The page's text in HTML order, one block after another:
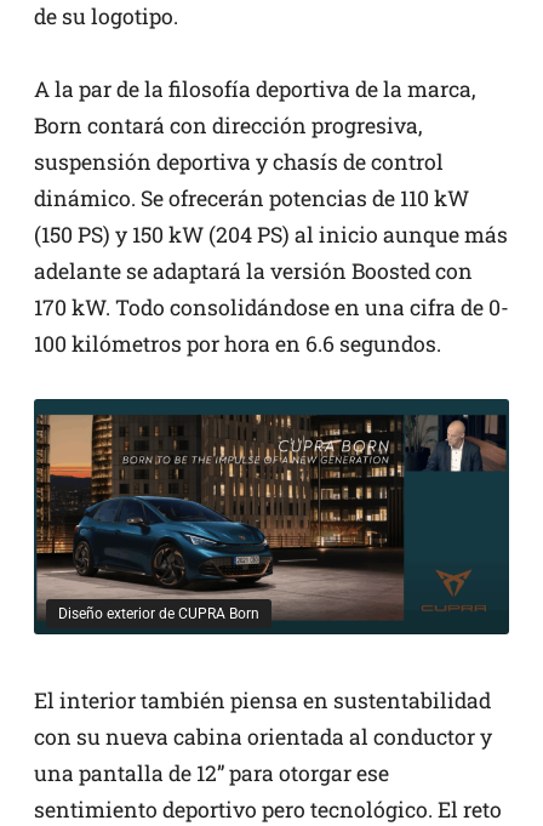
de su logotipo.
A la par de la filosofía deportiva de la marca,
Born contará con dirección progresiva,
suspensión deportiva y chasís de control
dinámico. Se ofrecerán potencias de 110 kW
(150 PS) y 150 kW (204 PS) al inicio aunque más
adelante se adaptará la versión Boosted con
170 kW. Todo consolidándose en una cifra de 0-
100 kilómetros por hora en 6.6 segundos.
Diseño exterior de CUPRA Born
El interior también piensa en sustentabilidad
con su nueva cabina orientada al conductor y
una pantalla de 12” para otorgar ese
sentimiento deportivo pero tecnológico. El reto